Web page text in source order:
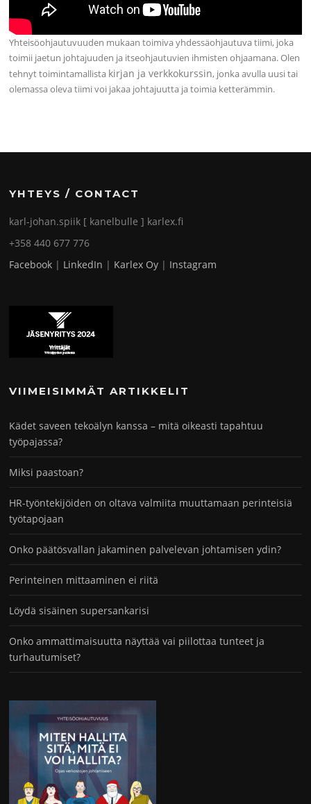
Yhteisöohjautuvuuden mukaan toimiva yhdessäohjautuva tiimi, joka
toimii jaetun johtajuuden ja itseohjautuvien ihmisten ohjaamana. Olen
tehnyt toimintamallista kirjan ja verkkokurssin, jonka avulla uusi tai
olemassa oleva tiimi voi jakaa johtajuutta ja toimia ketterämmin.
YHTEYS / CONTACT
karl-johan.spiik [ kanelbulle ] karlex.fi
+358 440 677 776
Facebook | LinkedIn | Karlex Oy | Instagram
VIIMEISIMMÄT ARTIKKELIT
Kädet saveen tekoälyn kanssa – mitä oikeasti tapahtuu
työpajassa?
Miksi paastoan?
HR-työntekijöiden on oltava valmiita muuttamaan perinteisiä
työtapojaan
Onko päätösvallan jakaminen palvelevan johtamisen ydin?
Perinteinen mittaaminen ei riitä
Löydä sisäinen supersankarisi
Onko ammattimaisuutta näyttää vai piilottaa tunteet ja
turhautumiset?